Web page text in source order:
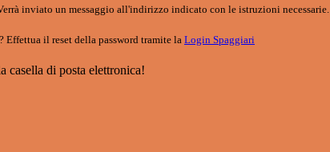
inviato un messaggio all'indirizzo indicato con le istruzioni necessarie.
Effettua il reset della password tramite la Login Spaggiari
casella di posta elettronica!